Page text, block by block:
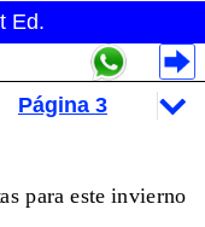
Ed.
para este invierno